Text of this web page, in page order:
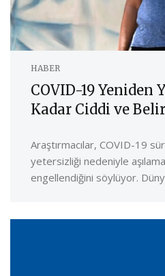
HABER
COVID-19 Yeniden
Kadar Ciddi ve
Araştırmacılar, COVID-19
yetersizliği nedeniyle
engellendiğini söylüyor.